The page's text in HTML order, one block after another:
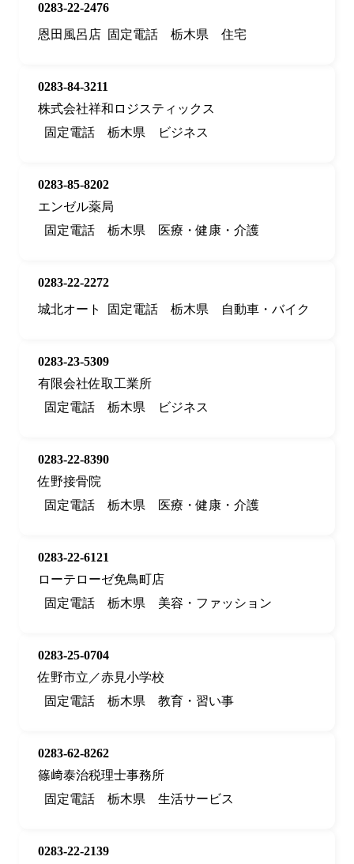
0283-22-2476
恩田風呂店 固定電話 栃木県 住宅
0283-84-3211
株式会社祥和ロジスティックス
固定電話
栃木県 ビジネス
0283-85-8202
エンゼル薬局
固定電話
栃木県 医療・健康・介護
0283-22-2272
城北オート
固定電話 栃木県 自動車・バイク
0283-23-5309
有限会社佐取工業所
固定電話
栃木県 ビジネス
0283-22-8390
佐野接骨院
固定電話
栃木県 医療・健康・介護
0283-22-6121
ローテローゼ免鳥町店
固定電話
栃木県 美容・ファッション
0283-25-0704
佐野市立／赤見小学校
固定電話
栃木県 教育・習い事
0283-62-8262
篠﨑泰治税理士事務所
固定電話
栃木県 生活サービス
0283-22-2139